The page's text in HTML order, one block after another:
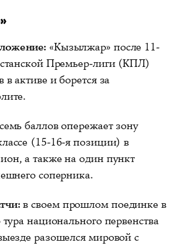
«Кызылжар» после 11-
Премьер-лиги (КПЛ)
активе и борется за
баллов опережает зону
(15-16-я позиции) в
а также на один пункт
соперника.
в своем прошлом поединке в
национального первенства
разошелся мировой с